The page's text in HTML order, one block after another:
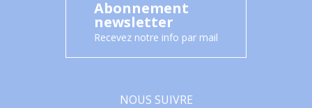
Abonnement
newsletter
Recevez notre info par mail
NOUS SUIVRE